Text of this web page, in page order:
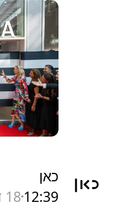
כאן
12:39 18 דקות